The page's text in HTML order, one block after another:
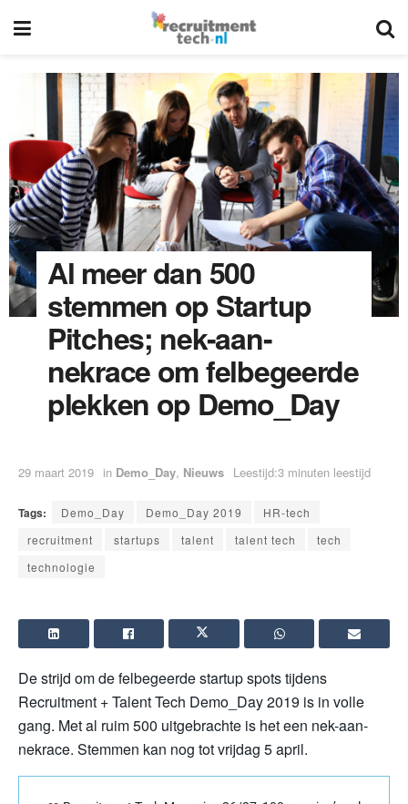
Al meer dan 500
stemmen op Startup
Pitches; nek-aan-
nekrace om felbegeerde
plekken op Demo_Day
29 maart 2019 in Demo_Day, Nieuws Leestijd:3 minuten leestijd
Tags: Demo_Day Demo_Day 2019
HR-tech
recruitment
startups talent talent tech
tech
technologie
De strijd om de felbegeerde startup spots tijdens
Recruitment + Talent Tech Demo_Day 2019 is in volle
gang. Met al ruim 500 uitgebrachte is het een nek-aan-
nekrace. Stemmen kan nog tot vrijdag 5 april.